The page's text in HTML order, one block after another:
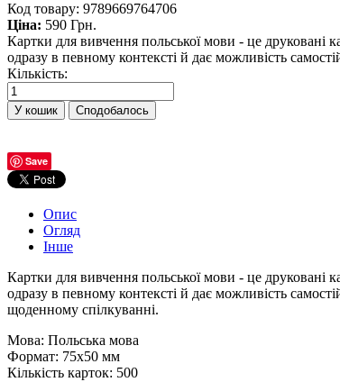
Код товару: 9789669764706
Ціна: 590 Грн.
Картки для вивчення польської мови - це друковані
одразу в певному контексті й дає можливість
Кількість:
Сподобалось
Save
Опис
Огляд
Інше
Картки для вивчення польської мови - це друковані
одразу в певному контексті й дає можливість
щоденному спілкуванні.
Мова: Польська мова
Формат: 75x50 мм
Кількість карток: 500